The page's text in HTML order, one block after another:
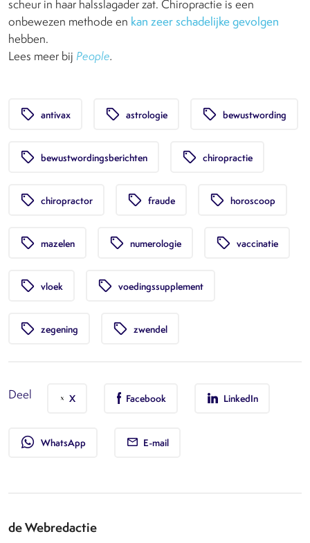
scheur in haar halsslagader zat. Chiropractie is een
onbewezen methode en kan zeer schadelijke gevolgen
hebben.
Lees meer bij People.
local_offer antivax local_offer astrologie local_offer bewustwording
local_offer bewustwordingsberichten local_offer chiropractie
local_offer chiropractor local_offer fraude local_offer horoscoop
local_offer mazelen local_offer numerologie local_offer vaccinatie
local_offer vloek local_offer voedingssupplement
local_offer zegening local_offer zwendel
Deel X Facebook LinkedIn
whatsapp WhatsApp E-mail
de Webredactie